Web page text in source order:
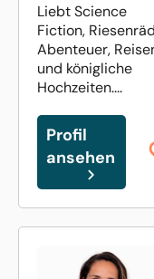
Liebt Science
Fiction,
Abenteuer,
und königliche
Hochzeiten....
Profil
ansehen